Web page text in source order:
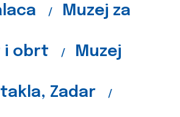
/ Muzej za
i obrt / Muzej
Zadar /